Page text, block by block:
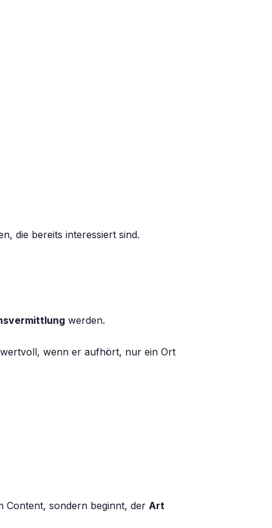
die bereits interessiert sind.
werden.
wenn er aufhört, nur ein Ort
Content, sondern beginnt, der Art